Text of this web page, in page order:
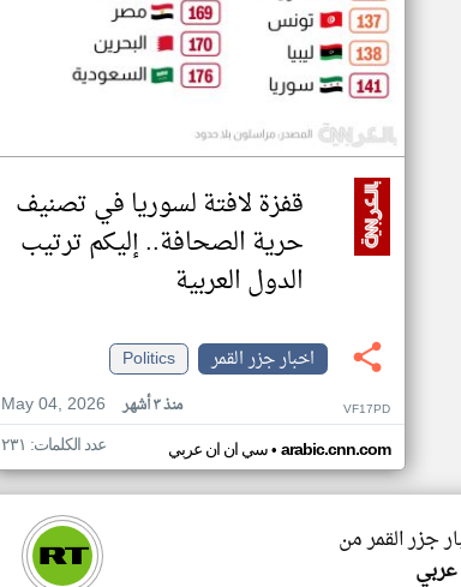
قفزة لافتة لسوريا في تصنيف
حرية الصحافة.. إليكم ترتيب
الدول العربية
اخبار جزر القمر
Politics
May 04, 2026
منذ ٣ أشهر VF17PD
سي ان ان عربي• arabic.cnn.com عدد الكلمات: ٢٣١
جزر القمر من